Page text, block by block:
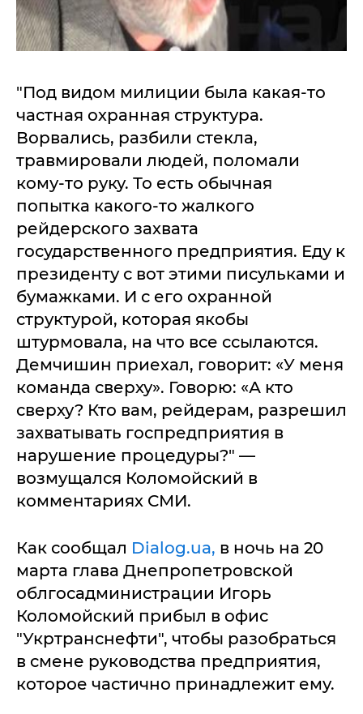
"Под видом милиции была какая-то
частная охранная структура.
Ворвались, разбили стекла,
травмировали людей, поломали
кому-то руку. То есть обычная
попытка какого-то жалкого
рейдерского захвата
государственного предприятия. Еду к
президенту с вот этими писульками и
бумажками. И с его охранной
структурой, которая якобы
штурмовала, на что все ссылаются.
Демчишин приехал, говорит: «У меня
команда сверху». Говорю: «А кто
сверху? Кто вам, рейдерам, разрешил
захватывать госпредприятия в
нарушение процедуры?" —
возмущался Коломойский в
комментариях СМИ.
Как сообщал Dialog.ua, в ночь на 20
марта глава Днепропетровской
облгосадминистрации Игорь
Коломойский прибыл в офис
"Укртранснефти", чтобы разобраться
в смене руководства предприятия,
которое частично принадлежит ему.